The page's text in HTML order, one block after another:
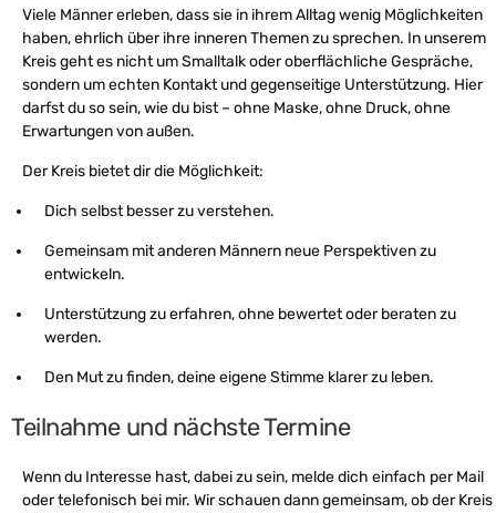
Viele Männer erleben, dass sie in ihrem Alltag wenig Möglichkeiten
haben, ehrlich über ihre inneren Themen zu sprechen. In unserem
Kreis geht es nicht um Smalltalk oder oberflächliche Gespräche,
sondern um echten Kontakt und gegenseitige Unterstützung. Hier
darfst du so sein, wie du bist – ohne Maske, ohne Druck, ohne
Erwartungen von außen.
Der Kreis bietet dir die Möglichkeit:
Dich selbst besser zu verstehen.
Gemeinsam mit anderen Männern neue Perspektiven zu
entwickeln.
Unterstützung zu erfahren, ohne bewertet oder beraten zu
werden.
Den Mut zu finden, deine eigene Stimme klarer zu leben.
Teilnahme und nächste Termine
Wenn du Interesse hast, dabei zu sein, melde dich einfach per Mail
oder telefonisch bei mir. Wir schauen dann gemeinsam, ob der Kreis